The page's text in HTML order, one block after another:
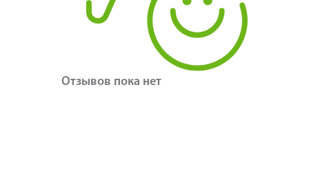
Отзывов пока нет